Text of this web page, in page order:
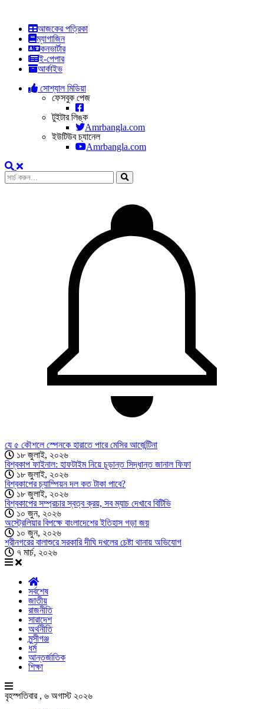
আজকের পত্রিকা
ম্যাগাজিন
কনভার্টার
ই-পেপার
আর্কাইভ
সোশ্যাল মিডিয়া
ফেসবুক পেজ
টুইটার লিঙ্ক
Amrbangla.com
ইউটিউব চ্যানেল
Amrbangla.com
যে ৫ কৌশলে স্পেনকে হারাতে পারে মেসির আর্জেন্টিনা
১৮ জুলাই, ২০২৬
বিশ্বকাপ ফাইনাল: হাফটাইম নিয়ে চূড়ান্ত সিদ্ধান্ত জানাল ফিফা
১৮ জুলাই, ২০২৬
বিশ্বকাপের চ্যাম্পিয়ন দল কত টাকা পাবে?
১৮ জুলাই, ২০২৬
বিশ্বকাপের সম্প্রচার স্বত্ব ক্রয়, সব ম্যাচ দেখাবে বিটিভি
১০ জুন, ২০২৬
অস্ট্রেলিয়ার বিপক্ষে বাংলাদেশের ইতিহাস গড়া জয়
১০ জুন, ২০২৬
শ্রীনগরের বালাশুরে সরকারি দীঘি দখলের চেষ্টা থানায় অভিযোগ
৭ মার্চ, ২০২৬
সর্বশেষ
জাতীয়
রাজনীতি
সারাদেশ
অর্থনীতি
মুন্সীগঞ্জ
ধর্ম
আন্তর্জাতিক
শিক্ষা
বৃহস্পতিবার , ৬ অগাস্ট ২০২৬